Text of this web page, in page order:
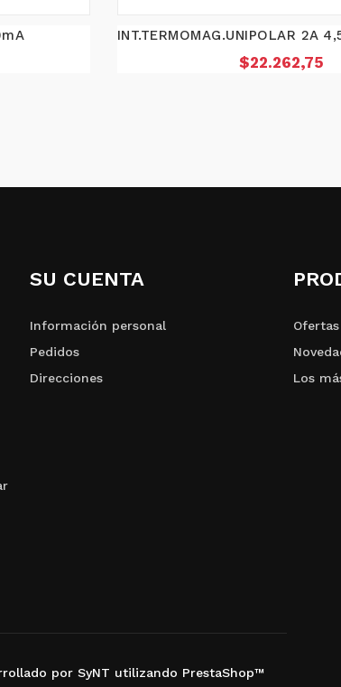
INT.TERMOMAG.UNIPOLAR 2A
Precio
$22.262,75
SU CUENTA
Información personal
Pedidos
Direcciones
Ofertas
Los
por SyNT utilizando PrestaShop™